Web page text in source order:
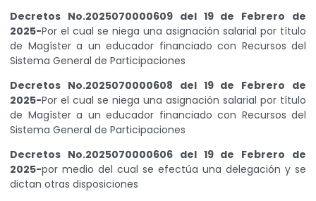
Decretos No.2025070000609 del 19 de Febrero de
2025-Por el cual se niega una asignación salarial por título
de Magíster a un educador financiado con Recursos del
Sistema General de Participaciones
Decretos No.2025070000608 del 19 de Febrero de
2025-Por el cual se niega una asignación salarial por título
de Magíster a un educador financiado con Recursos del
Sistema General de Participaciones
Decretos No.2025070000606 del 19 de Febrero de
2025-por medio del cual se efectúa una delegación y se
dictan otras disposiciones